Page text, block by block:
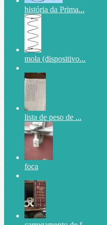
história da Prima...
mola (dispositivo...
lista de peso de ...
foca